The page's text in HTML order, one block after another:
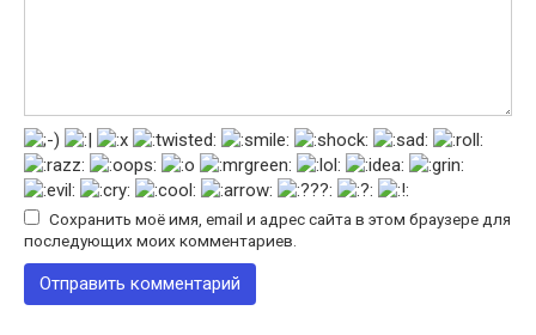
Сохранить моё имя, email и адрес сайта в этом браузере для
последующих моих комментариев.